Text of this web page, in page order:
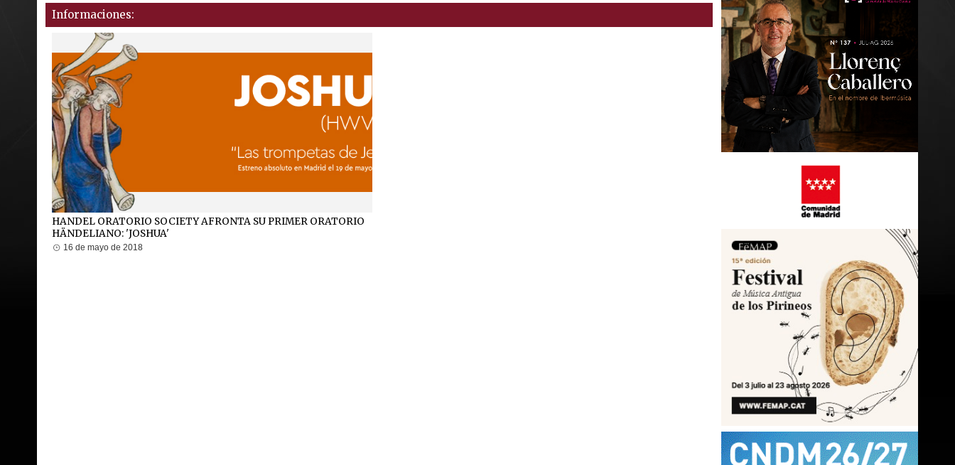
Informaciones:
HANDEL ORATORIO SOCIETY AFRONTA SU PRIMER ORATORIO
HÄNDELIANO: 'JOSHUA'
16 de mayo de 2018